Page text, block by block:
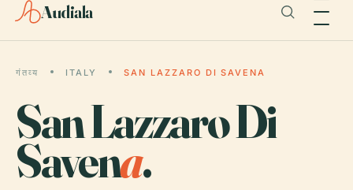
Audiala
गंतव्य ITALY SAN LAZZARO DI SAVENA
San Lazzaro Di
Savena.